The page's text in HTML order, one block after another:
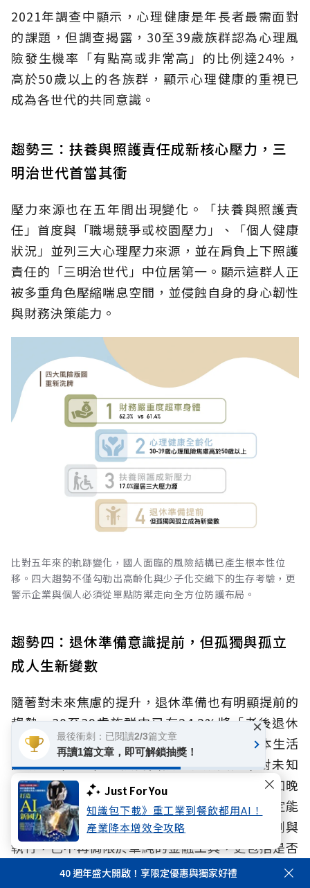
Just For You
知識包下載》重工業到餐飲都用AI！
產業降本增效全攻略
2021年調查中顯示，心理健康是年長者最需面對
的課題，但調查揭露，30至39歲族群認為心理風
險發生機率「有點高或非常高」的比例達24%，
高於50歲以上的各族群，顯示心理健康的重視已
成為各世代的共同意識。
趨勢三：扶養與照護責任成新核心壓力，三
明治世代首當其衝
壓力來源也在五年間出現變化。「扶養與照護責
任」首度與「職場競爭或校園壓力」、「個人健康
狀況」並列三大心理壓力來源，並在肩負上下照護
責任的「三明治世代」中位居第一。顯示這群人正
被多重角色壓縮喘息空間，並侵蝕自身的身心韌性
與財務決策能力。
比對五年來的軌跡變化，國人面臨的風險結構已產生根本性位
移。四大趨勢不僅勾勒出高齡化與少子化交織下的生存考驗，更
警示企業與個人必須從單點防禦走向全方位防護布局。
趨勢四：退休準備意識提前，但孤獨與孤立
成人生新變數
隨著對未來焦慮的提升，退休準備也有明顯提前的
趨勢。30至39歲族群中已有24.2%將「老後退休
儲備」列為最重要的財務項目，僅次於「基本生活
開銷」（35%）。孤獨與孤立會放大民眾對未知
風險的焦慮，若長期缺乏社會支持，也可能增加晚
年面臨孤獨死風險的可能性；且這份焦慮不一定能
轉化為實質行動，突顯老後準備能否被妥善規劃與
執行，已不再侷限於單純的金融工具，更包括是否
擁有足夠的社會支持與連結。
40 週年盛大開啟！享限定優惠與獨家好禮
最後衝刺：已閱讀2/3篇文章
再讀1篇文章，即可解鎖抽獎！
×